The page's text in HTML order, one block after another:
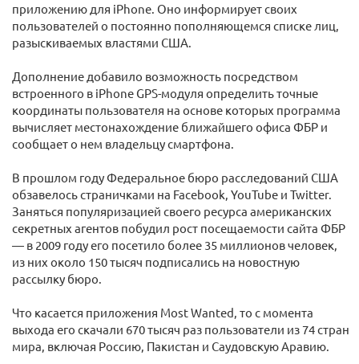
приложению для iPhone. Оно информирует своих
пользователей о постоянно пополняющемся списке лиц,
разыскиваемых властями США.
Дополнение добавило возможность посредством
встроенного в iPhone GPS-модуля определить точные
координаты пользователя на основе которых программа
вычисляет местонахождение ближайшего офиса ФБР и
сообщает о нем владельцу смартфона.
В прошлом году Федеральное бюро расследований США
обзавелось страничками на Facebook, YouTube и Twitter.
Заняться популяризацией своего ресурса американских
секретных агентов побудил рост посещаемости сайта ФБР
— в 2009 году его посетило более 35 миллионов человек,
из них около 150 тысяч подписались на новостную
рассылку бюро.
Что касается приложения Most Wanted, то с момента
выхода его скачали 670 тысяч раз пользователи из 74 стран
мира, включая Россию, Пакистан и Саудовскую Аравию.